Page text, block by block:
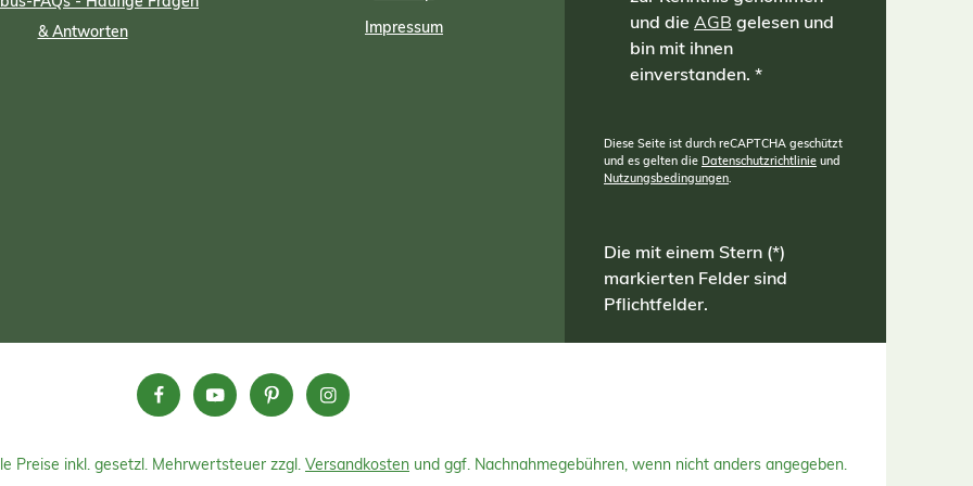
& Antworten
Impressum
und die AGB gelesen und
bin mit ihnen
einverstanden. *
Diese Seite ist durch reCAPTCHA geschützt
und es gelten die Datenschutzrichtlinie und
Nutzungsbedingungen.
Die mit einem Stern (*)
markierten Felder sind
Pflichtfelder.
Preise inkl. gesetzl. Mehrwertsteuer zzgl. Versandkosten und ggf. Nachnahmegebühren, wenn nicht anders angegeben.